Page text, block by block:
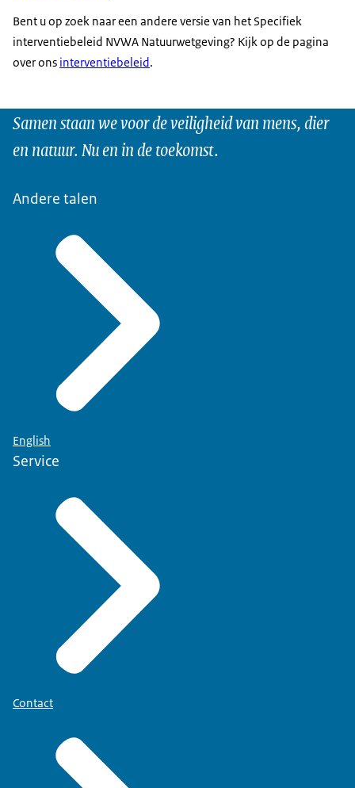
Bent u op zoek naar een andere versie van het Specifiek
interventiebeleid NVWA Natuurwetgeving? Kijk op de pagina
over ons interventiebeleid.
Samen staan we voor de veiligheid van mens, dier
en natuur. Nu en in de toekomst.
Andere talen
English
Service
Contact